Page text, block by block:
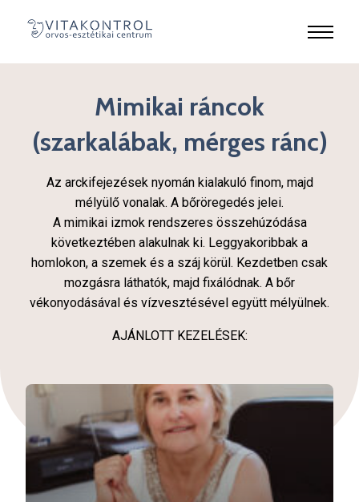
Mimikai ráncok
(szarkalábak, mérges ránc)
Az arckifejezések nyomán kialakuló finom, majd
mélyülő vonalak. A bőröregedés jelei.
A mimikai izmok rendszeres összehúzódása
következtében alakulnak ki. Leggyakoribbak a
homlokon, a szemek és a száj körül. Kezdetben csak
mozgásra láthatók, majd fixálódnak. A bőr
vékonyodásával és vízvesztésével együtt mélyülnek.
AJÁNLOTT KEZELÉSEK: